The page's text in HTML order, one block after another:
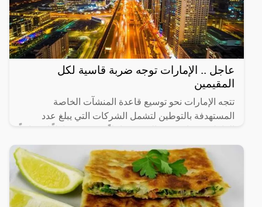
عاجل .. الإمارات توجه ضربة قاسية لكل
المقيمين
تتجه الإمارات نحو توسيع قاعدة المنشآت الخاصة
المستهدفة بالتوطين لتشمل الشركات التي يبلغ عدد
رئيساً تم